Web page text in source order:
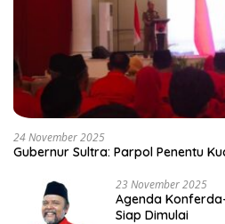
24 November 2025
Gubernur Sultra: Parpol Penentu
23 November 2025
Agenda
Siap Dimulai